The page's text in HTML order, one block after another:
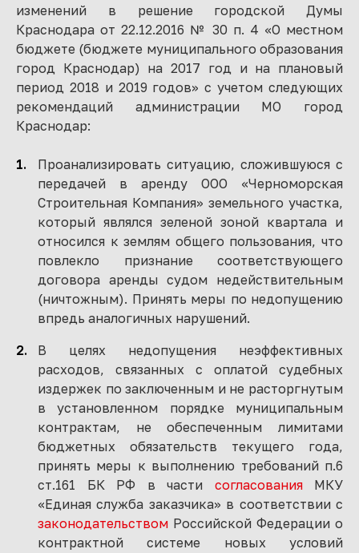
изменений в решение городской Думы
Краснодара от 22.12.2016 № 30 п. 4 «О местном
бюджете (бюджете муниципального образования
город Краснодар) на 2017 год и на плановый
период 2018 и 2019 годов» с учетом следующих
рекомендаций администрации МО город
Краснодар:
Проанализировать ситуацию, сложившуюся с
передачей в аренду ООО «Черноморская
Строительная Компания» земельного участка,
который являлся зеленой зоной квартала и
относился к землям общего пользования, что
повлекло признание соответствующего
договора аренды судом недействительным
(ничтожным). Принять меры по недопущению
впредь аналогичных нарушений.
В целях недопущения неэффективных
расходов, связанных с оплатой судебных
издержек по заключенным и не расторгнутым
в установленном порядке муниципальным
контрактам, не обеспеченным лимитами
бюджетных обязательств текущего года,
принять меры к выполнению требований п.6
ст.161 БК РФ в части согласованияМКУ
«Единая служба заказчика» в соответствии с
законодательством Российской Федерации о
контрактной системе новых условий